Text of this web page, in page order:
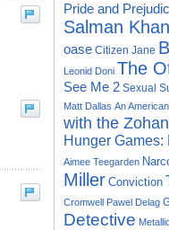
Pride and
Salman Khan
oase Citizen Jane
Leonid Doni The
See Me 2 Sexual
Matt Dallas An
with the Zohan
Hunger Games:
Aimee Teegarden
Miller Conviction
Cromwell Pawel Delag
Detective